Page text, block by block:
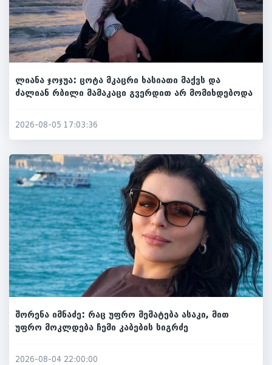
ლიანა ჯოჯუა: ცოტა მკაცრი ხასიათი მაქვს და
ძალიან რბილი მამაკაცი გვერდით არ მომიხდებოდა
2026-08-05 17:03:36
შორენა იმნაძე: რაც უფრო მემატება ასაკი, მით
უფრო მოკლდება ჩემი კაბების სიგრძე
2026-08-04 22:00:00